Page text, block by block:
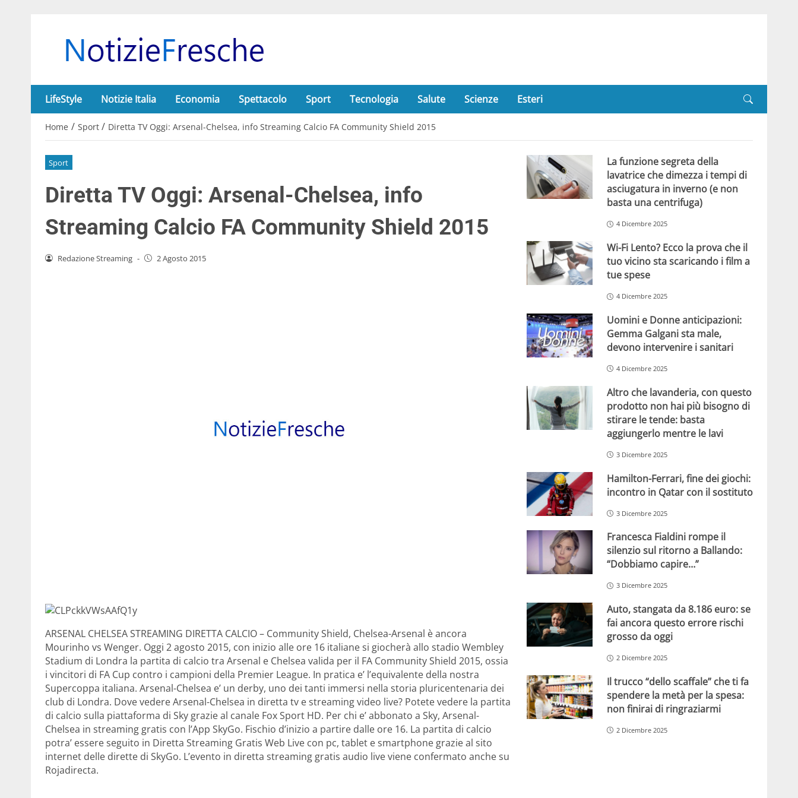
LifeStyle Notizie Italia Economia Spettacolo Sport Tecnologia Salute Scienze Esteri
Home / Sport / Diretta TV Oggi: Arsenal-Chelsea, info Streaming Calcio FA Community Shield 2015
Sport
Diretta TV Oggi: Arsenal-Chelsea, info
Streaming Calcio FA Community Shield 2015
Redazione Streaming - 2 Agosto 2015
ARSENAL CHELSEA STREAMING DIRETTA CALCIO – Community Shield, Chelsea-Arsenal è ancora
Mourinho vs Wenger. Oggi 2 agosto 2015, con inizio alle ore 16 italiane si giocherà allo stadio Wembley
Stadium di Londra la partita di calcio tra Arsenal e Chelsea valida per il FA Community Shield 2015, ossia
i vincitori di FA Cup contro i campioni della Premier League. In pratica e’ l’equivalente della nostra
Supercoppa italiana. Arsenal-Chelsea e’ un derby, uno dei tanti immersi nella storia pluricentenaria dei
club di Londra. Dove vedere Arsenal-Chelsea in diretta tv e streaming video live? Potete vedere la partita
di calcio sulla piattaforma di Sky grazie al canale Fox Sport HD. Per chi e’ abbonato a Sky, Arsenal-
Chelsea in streaming gratis con l’App SkyGo. Fischio d’inizio a partire dalle ore 16. La partita di calcio
potra’ essere seguito in Diretta Streaming Gratis Web Live con pc, tablet e smartphone grazie al sito
internet delle dirette di SkyGo. L’evento in diretta streaming gratis audio live viene confermato anche su
Rojadirecta.
La funzione segreta della
lavatrice che dimezza i tempi di
asciugatura in inverno (e non
basta una centrifuga)
4 Dicembre 2025
Wi-Fi Lento? Ecco la prova che il
tuo vicino sta scaricando i film a
tue spese
4 Dicembre 2025
Uomini e Donne anticipazioni:
Gemma Galgani sta male,
devono intervenire i sanitari
4 Dicembre 2025
Altro che lavanderia, con questo
prodotto non hai più bisogno di
stirare le tende: basta
aggiungerlo mentre le lavi
3 Dicembre 2025
Hamilton-Ferrari, fine dei giochi:
incontro in Qatar con il sostituto
3 Dicembre 2025
Francesca Fialdini rompe il
silenzio sul ritorno a Ballando:
“Dobbiamo capire…”
3 Dicembre 2025
Auto, stangata da 8.186 euro: se
fai ancora questo errore rischi
grosso da oggi
2 Dicembre 2025
Il trucco “dello scaffale” che ti fa
spendere la metà per la spesa:
non finirai di ringraziarmi
2 Dicembre 2025